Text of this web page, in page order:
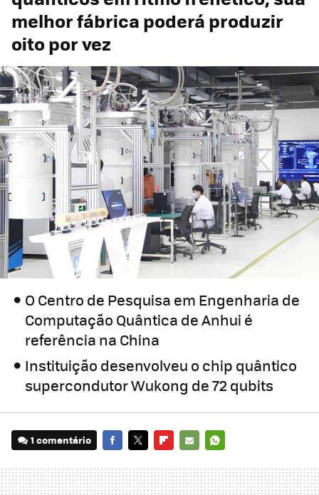
melhor fábrica poderá produzir
oito por vez
O Centro de Pesquisa em Engenharia de
Computação Quântica de Anhui é
referência na China
Instituição desenvolveu o chip quântico
supercondutor Wukong de 72 qubits
1 comentário
MAIL